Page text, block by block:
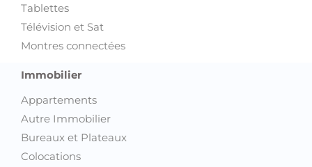
Tablettes
Télévision et Sat
Montres connectées
Immobilier
Appartements
Autre Immobilier
Bureaux et Plateaux
Colocations